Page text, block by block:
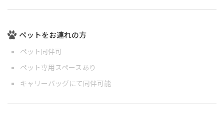
ペットをお連れの方
ペット同伴可
ペット専用スペースあり
キャリーバッグにて同伴可能